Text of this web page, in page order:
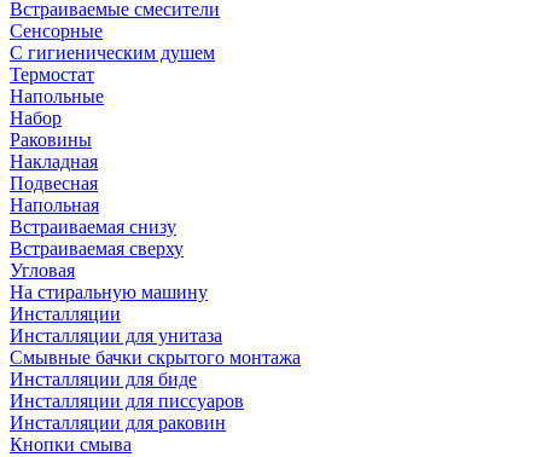
Встраиваемые смесители
Сенсорные
С гигиеническим душем
Термостат
Напольные
Набор
Раковины
Накладная
Подвесная
Напольная
Встраиваемая снизу
Встраиваемая сверху
Угловая
На стиральную машину
Инсталляции
Инсталляции для унитаза
Смывные бачки скрытого монтажа
Инсталляции для биде
Инсталляции для писсуаров
Инсталляции для раковин
Кнопки смыва